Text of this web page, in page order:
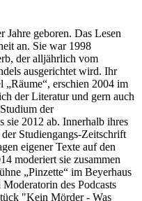
geboren. Das Lesen
an. Sie war 1998
der alljährlich vom
ausgerichtet wird. Ihr
„Räume“, erschien 2004 im
der Literatur und gern auch
der
sie 2012 ab. Innerhalb ihres
Studiengangs-Zeitschrift
eigener Texte auf den
moderiert sie zusammen
„Pinzette“ im Beyerhaus
des Podcasts
"Kein Mörder - Was